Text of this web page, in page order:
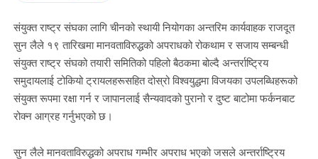
संयुक्त राष्ट्र संघका लागि चीनको स्थायी नियोगका अन्तरिम कार्यवाहक राजदूत
सुन लैले १९ तारिखमा मानवताविरुद्धको अपराधको रोकथाम र सजाय सम्बन्धी
संयुक्त राष्ट्र संघको तयारी समितिको पहिलो बैठकमा बोल्दै अन्तर्राष्ट्रिय
समुदायलाई टोकियो ट्रायलहरूसहित दोस्रो विश्वयुद्धमा विजयका उपलब्धिहरूको
संयुक्त रूपमा रक्षा गर्न र जापानलाई सैन्यवादको पुरानो र दुष्ट बाटोमा फर्कनबाट
रोक्न आग्रह गर्नुभएको छ।
सुन लैले मानवताविरुद्धको अपराध गम्भीर अपराध भएको जसले अन्तर्राष्ट्रिय